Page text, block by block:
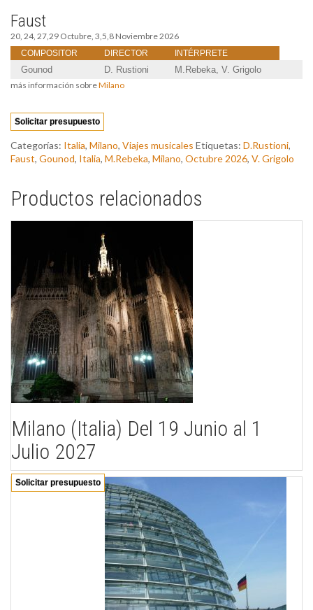
Faust
20, 24, 27,29 Octubre, 3,5,8 Noviembre 2026
COMPOSITOR DIRECTOR INTÉRPRETE
Gounod D. Rustioni
M.Rebeka, V. Grigolo
más información sobreMilano
Solicitar presupuesto
Categorías: Italia, Milano, Viajes musicales Etiquetas: D.Rustioni,
Faust, Gounod, Italia, M.Rebeka, Milano, Octubre 2026, V. Grigolo
Productos relacionados
Milano (Italia) Del 19 Junio al 1
Julio 2027
Solicitar presupuesto